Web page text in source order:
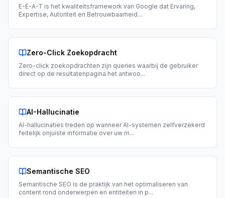
E-E-A-T is het kwaliteitsframework van Google dat Ervaring,
Expertise, Autoriteit en Betrouwbaarheid...
Zero-Click Zoekopdracht
Zero-click zoekopdrachten zijn queries waarbij de gebruiker
direct op de resultatenpagina het antwoo...
AI-Hallucinatie
AI-hallucinaties treden op wanneer AI-systemen zelfverzekerd
feitelijk onjuiste informatie over uw m...
Semantische SEO
Semantische SEO is de praktijk van het optimaliseren van
content rond onderwerpen en entiteiten in p...